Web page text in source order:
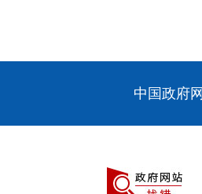
中国政府网